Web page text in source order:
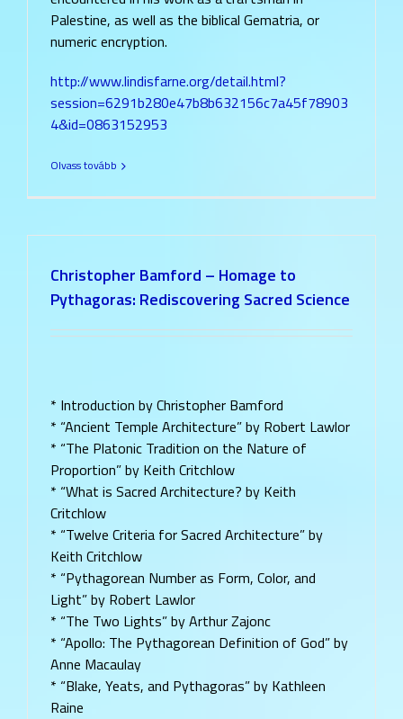
Palestine, as well as the biblical Gematria, or
numeric encryption.
http://www.lindisfarne.org/detail.html?
session=6291b280e47b8b632156c7a45f78903
4&id=0863152953
Olvass tovább
Christopher Bamford – Homage to
Pythagoras: Rediscovering Sacred Science
* Introduction by Christopher Bamford
* “Ancient Temple Architecture” by Robert Lawlor
* “The Platonic Tradition on the Nature of
Proportion” by Keith Critchlow
* “What is Sacred Architecture? by Keith
Critchlow
* “Twelve Criteria for Sacred Architecture” by
Keith Critchlow
* “Pythagorean Number as Form, Color, and
Light” by Robert Lawlor
* “The Two Lights” by Arthur Zajonc
* “Apollo: The Pythagorean Definition of God” by
Anne Macaulay
* “Blake, Yeats, and Pythagoras” by Kathleen
Raine